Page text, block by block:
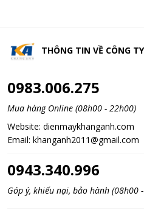
THÔNG TIN VỀ CÔNG TY
0983.006.275
Mua hàng Online (08h00 - 22h00)
Website: dienmaykhanganh.com
Email: khanganh2011@gmail.com
0943.340.996
Góp ý, khiếu nại, bảo hành (08h00